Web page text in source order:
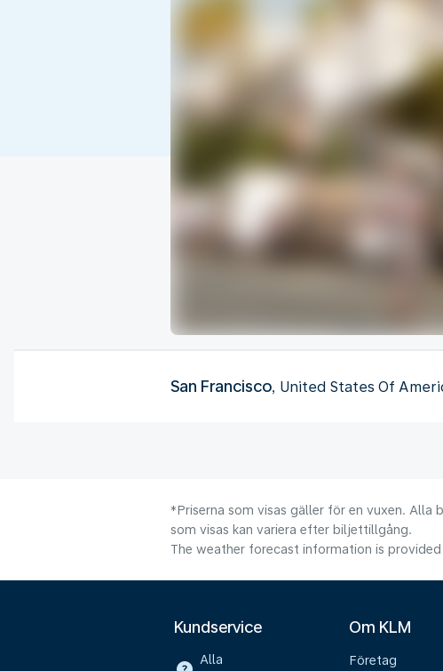
San Francisco, United States Of
*Priserna som visas gäller för en vuxen. Alla
som visas kan variera efter biljettillgång.
The weather forecast information is
Kundservice
Alla
Om KLM
Företag